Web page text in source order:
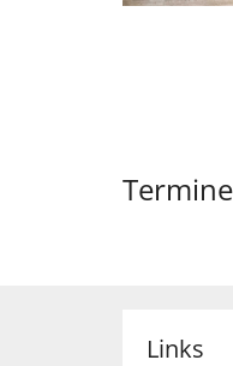
Termine
Links